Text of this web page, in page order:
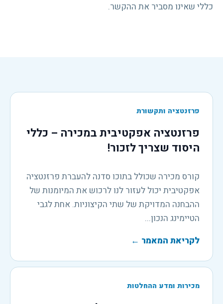
כללי שאינו מסביר את ההקשר.
פרזנטציה ותקשורת
פרזנטציה אפקטיבית במכירה – כללי
היסוד שצריך לזכור!
קורס מכירה שכולל בתוכו סדנה להעברת פרזנטציה
אפקטיבית יכול לעזור לנו לרכוש את המיומנות של
ההבחנה המדויקת של שתי הקיצוניות. אחת לגבי
הטיימינג הנכון...
לקריאת המאמר ←
מכירות ומדע ההחלטות